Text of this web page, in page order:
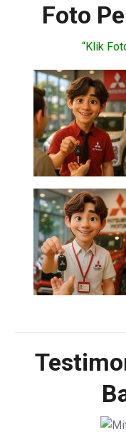
Foto
“Klik